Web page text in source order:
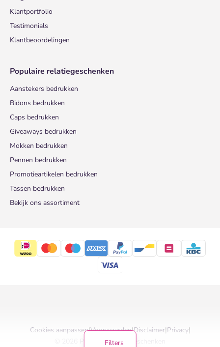
Filters
Klantportfolio
Testimonials
Klantbeoordelingen
Populaire relatiegeschenken
Aanstekers bedrukken
Bidons bedrukken
Caps bedrukken
Giveaways bedrukken
Mokken bedrukken
Pennen bedrukken
Promotieartikelen bedrukken
Tassen bedrukken
Bekijk ons assortiment
Cookies aanpassen|Voorwaarden|Disclaimer|Privacy|
© 2026 Pinkcube Relatiegeschenken